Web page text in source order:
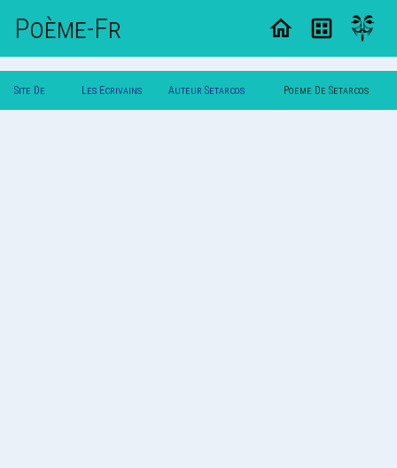
Poème-Fr
Site De Les Ecrivains Auteur Setarcos Poeme De Setarcos